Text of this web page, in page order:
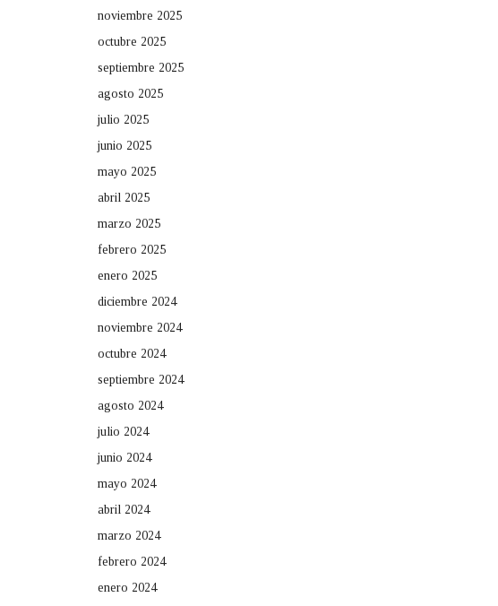
noviembre 2025
octubre 2025
septiembre 2025
agosto 2025
julio 2025
junio 2025
mayo 2025
abril 2025
marzo 2025
febrero 2025
enero 2025
diciembre 2024
noviembre 2024
octubre 2024
septiembre 2024
agosto 2024
julio 2024
junio 2024
mayo 2024
abril 2024
marzo 2024
febrero 2024
enero 2024